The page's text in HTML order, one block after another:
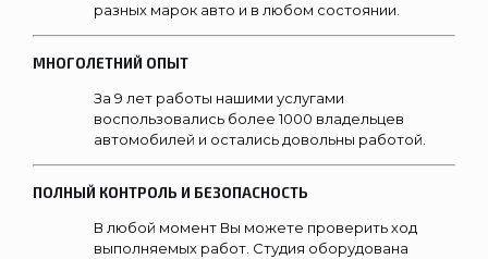
разных марок авто и в любом состоянии.
МНОГОЛЕТНИЙ ОПЫТ
За 9 лет работы нашими услугами
воспользовались более 1000 владельцев
автомобилей и остались довольны работой.
ПОЛНЫЙ КОНТРОЛЬ И БЕЗОПАСНОСТЬ
В любой момент Вы можете проверить ход
выполняемых работ. Студия оборудована